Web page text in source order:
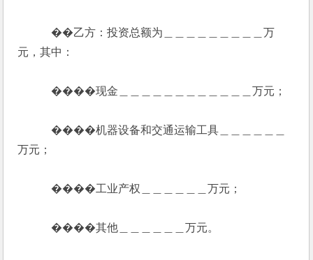
��乙方：投资总额为＿＿＿＿＿＿＿＿＿万
元，其中：
����现金＿＿＿＿＿＿＿＿＿＿＿＿万元；
����机器设备和交通运输工具＿＿＿＿＿＿
万元；
����工业产权＿＿＿＿＿＿万元；
����其他＿＿＿＿＿＿万元。